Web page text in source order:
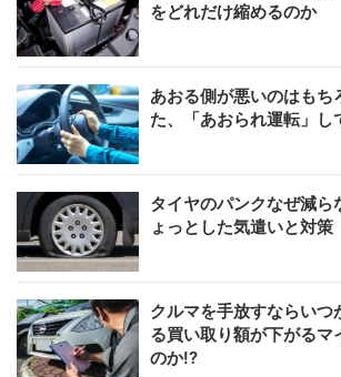
をどれだけ縮めるのか
あおる側が悪いのはもち
た、「あおられ運転」し
タイヤのパンクなぜ減ら
ょっとした気遣いと対策
クルマを手放すならいつ
る買い取り額が下がるマ
のか!?